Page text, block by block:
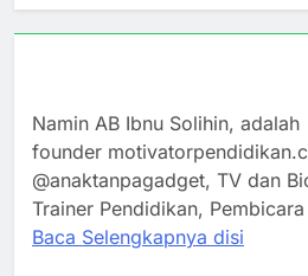
Namin AB Ibnu Solihin, adalah
founder
@anaktanpagadget, TV dan
Trainer Pendidikan,
Baca Selengkapnya disi